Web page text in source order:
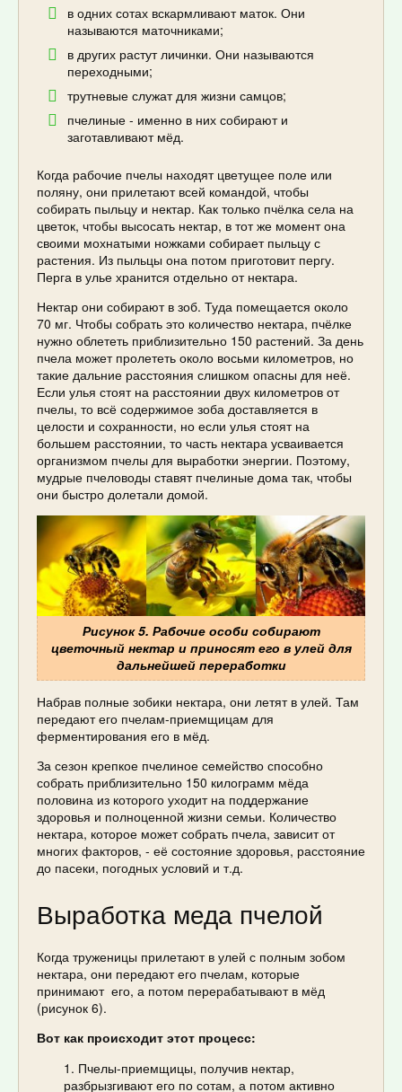
в одних сотах вскармливают маток. Они
называются маточниками;
в других растут личинки. Они называются
переходными;
трутневые служат для жизни самцов;
пчелиные - именно в них собирают и
заготавливают мёд.
Когда рабочие пчелы находят цветущее поле или
поляну, они прилетают всей командой, чтобы
собирать пыльцу и нектар. Как только пчёлка села на
цветок, чтобы высосать нектар, в тот же момент она
своими мохнатыми ножками собирает пыльцу с
растения. Из пыльцы она потом приготовит пергу.
Перга в улье хранится отдельно от нектара.
Нектар они собирают в зоб. Туда помещается около
70 мг. Чтобы собрать это количество нектара, пчёлке
нужно облететь приблизительно 150 растений. За день
пчела может пролететь около восьми километров, но
такие дальние расстояния слишком опасны для неё.
Если улья стоят на расстоянии двух километров от
пчелы, то всё содержимое зоба доставляется в
целости и сохранности, но если улья стоят на
большем расстоянии, то часть нектара усваивается
организмом пчелы для выработки энергии. Поэтому,
мудрые пчеловоды ставят пчелиные дома так, чтобы
они быстро долетали домой.
Рисунок 5. Рабочие особи собирают
цветочный нектар и приносят его в улей для
дальнейшей переработки
Набрав полные зобики нектара, они летят в улей. Там
передают его пчелам-приемщицам для
ферментирования его в мёд.
За сезон крепкое пчелиное семейство способно
собрать приблизительно 150 килограмм мёда
половина из которого уходит на поддержание
здоровья и полноценной жизни семьи. Количество
нектара, которое может собрать пчела, зависит от
многих факторов, - её состояние здоровья, расстояние
до пасеки, погодных условий и т.д.
Выработка меда пчелой
Когда труженицы прилетают в улей с полным зобом
нектара, они передают его пчелам, которые
принимают его, а потом перерабатывают в мёд
(рисунок 6).
Вот как происходит этот процесс:
Пчелы-приемщицы, получив нектар,
разбрызгивают его по сотам, а потом активно